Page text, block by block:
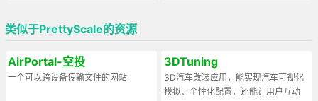
类似于PrettyScale的资源
AirPortal-空投
一个可以跨设备传输文件的网站
3DTuning
3D汽车改装应用，能实现汽车可视化
模拟、个性化配置，还能让用户互动